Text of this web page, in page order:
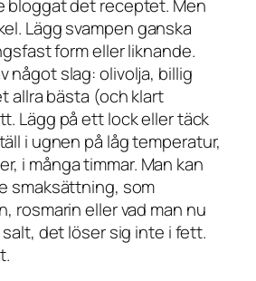
bloggat det receptet. Men
Lägg svampen ganska
form eller liknande.
något slag: olivolja, billig
allra bästa (och klart
Lägg på ett lock eller täck
i ugnen på låg temperatur,
i många timmar. Man kan
smaksättning, som
rosmarin eller vad man nu
salt, det löser sig inte i fett.